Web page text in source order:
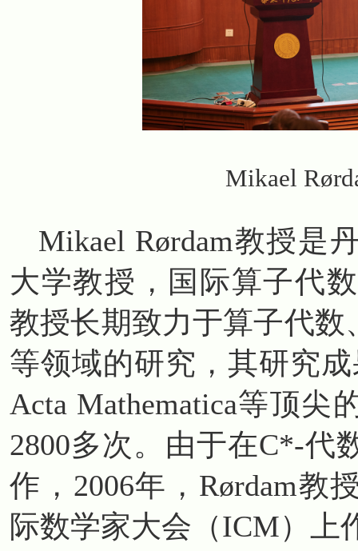
Mikael
Mikael Rørdam教授是
大学教授，国际算子代
教授长期致力于算子代
等领域的研究，其研究成
Acta Mathematica等顶
2800多次。由于在C*-代
作，2006年，Rørdam教
际数学家大会（ICM）上